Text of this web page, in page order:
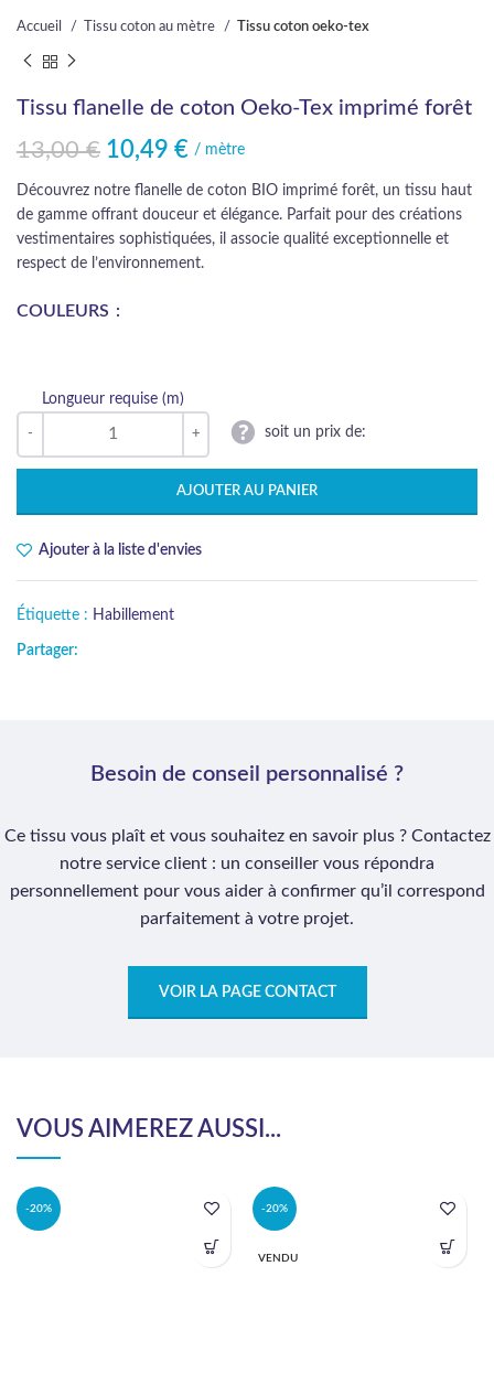
Accueil Tissu coton au mètre Tissu coton oeko-tex
Tissu flanelle de coton Oeko-Tex imprimé forêt
13,00€
Le prix initial était : 13,00 €.
10,49 €
Le prix actuel est : 10,49 €./ mètre
Découvrez notre flanelle de coton BIO imprimé forêt, un tissu haut
de gamme offrant douceur et élégance. Parfait pour des créations
vestimentaires sophistiquées, il associe qualité exceptionnelle et
respect de l’environnement.
COULEURS
Longueur requise (m)
soit un prix de:
AJOUTER AU PANIER
Ajouter à la liste d'envies
Étiquette : Habillement
Partager:
Besoin de conseil personnalisé ?
Ce tissu vous plaît et vous souhaitez en savoir plus ? Contactez
notre service client : un conseiller vous répondra
personnellement pour vous aider à confirmer qu’il correspond
parfaitement à votre projet.
VOIR LA PAGE CONTACT
VOUS AIMEREZ AUSSI...
-20% -20%
VENDU